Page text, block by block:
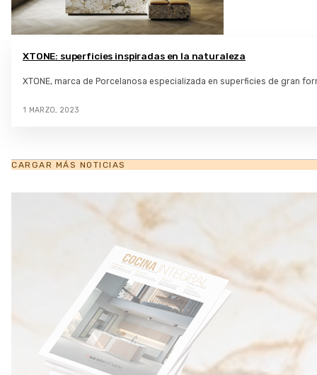
XTONE: superficies inspiradas en la naturaleza
XTONE, marca de Porcelanosa especializada en superficies de gran
1 MARZO, 2023
CARGAR MÁS NOTICIAS